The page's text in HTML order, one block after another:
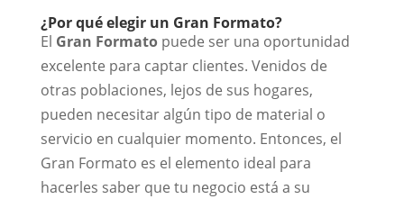
¿Por qué elegir un Gran Formato?
El Gran Formatopuede ser una oportunidad
excelente para captar clientes. Venidos de
otras poblaciones, lejos de sus hogares,
pueden necesitar algún tipo de material o
servicio en cualquier momento. Entonces, el
Gran Formato es el elemento ideal para
hacerles saber que tu negocio está a su